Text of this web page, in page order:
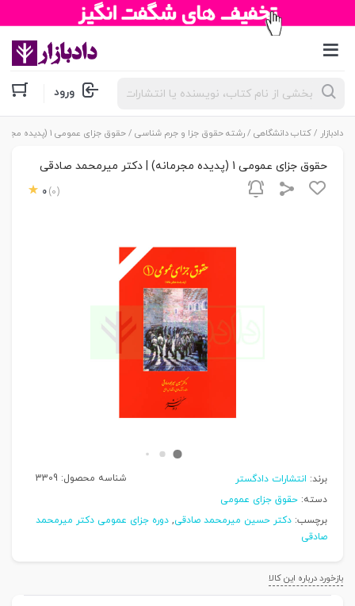
جستجوی
محصولات ورود
دادبازار /کتاب دانشگاهی /رشته حقوق جزا و جرم شناسی / حقوق جزای عمومی 1 (پدیده مجرمانه) | دکتر میرمحمد صادقی
حقوق جزای عمومی 1 (پدیده مجرمانه) | دکتر میرمحمد صادقی
0 (0)
برند: انتشارات دادگستر شناسه محصول: 3309
دسته: حقوق جزای عمومی
برچسب: دکتر حسین میرمحمد صادقی, دوره جزای عمومی دکتر میرمحمد
صادقی
بازخورد درباره این کالا